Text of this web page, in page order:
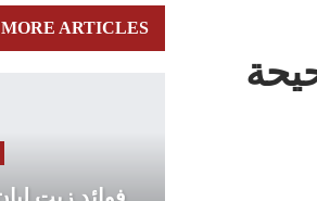
MORE ARTICLES